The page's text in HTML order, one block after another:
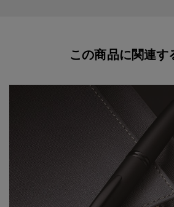
この商品に関連す